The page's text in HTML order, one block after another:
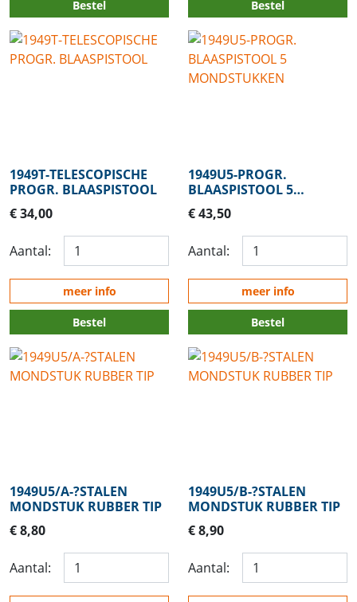
Bestel Bestel
1949T-TELESCOPISCHE
PROGR. BLAASPISTOOL
€ 34,00
Aantal:
meer info
Bestel
1949U5-PROGR.
BLAASPISTOOL 5
MONDSTUKKEN
€ 43,50
Aantal:
meer info
Bestel
1949U5/A-?STALEN
MONDSTUK RUBBER TIP
€ 8,80
Aantal:
1949U5/B-?STALEN
MONDSTUK RUBBER TIP
€ 8,90
Aantal: